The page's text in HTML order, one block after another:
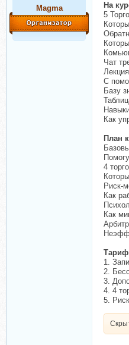
Magma
На
5
Чат
С
Базу
Как
План
4
Риск-
Как
Как
1.
2.
3.
4. 4
5.